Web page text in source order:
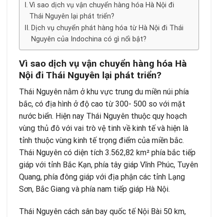
Vì sao dịch vụ vận chuyển hàng hóa Hà Nội đi
Thái Nguyên lại phát triển?
Dịch vụ chuyển phát hàng hóa từ Hà Nội đi Thái
Nguyên của Indochina có gì nổi bật?
Vì sao dịch vụ vận chuyển hàng hóa Hà
Nội đi Thái Nguyên lại phát triển?
Thái Nguyên nằm ở khu vực trung du miền núi phía
bắc, có địa hình ở độ cao từ 300- 500 so với mặt
nước biển. Hiện nay Thái Nguyên thuộc quy hoạch
vùng thủ đô với vai trò vệ tinh về kinh tế và hiện là
tỉnh thuộc vùng kinh tế trọng điểm của miền bắc.
Thái Nguyên có diện tích 3.562,82 km² phía bắc tiếp
giáp với tỉnh Bắc Kạn, phía tây giáp Vĩnh Phúc, Tuyên
Quang, phía đông giáp với địa phận các tỉnh Lạng
Sơn, Bắc Giang và phía nam tiếp giáp Hà Nội.
Thái Nguyên cách sân bay quốc tế Nội Bài 50 km,